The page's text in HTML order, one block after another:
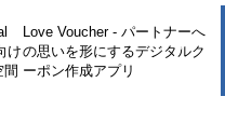
け
間
Love Voucher - パートナーへ
の思いを形にするデジタルク
ーポン作成アプリ